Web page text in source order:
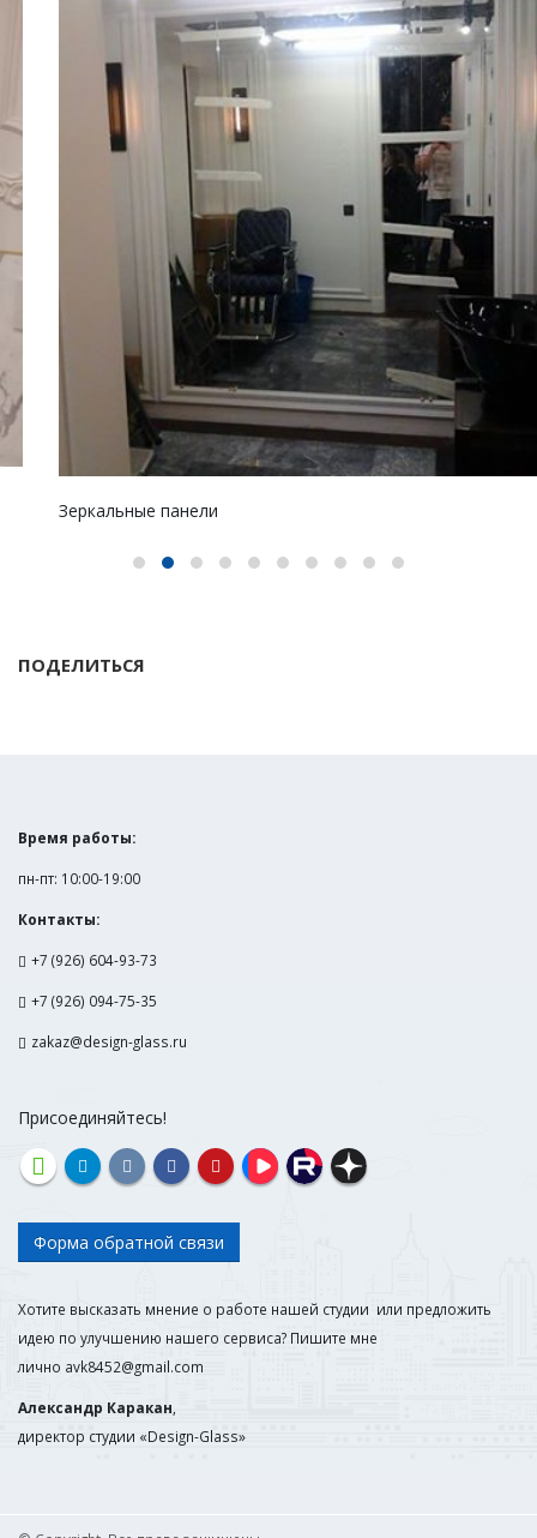
Зеркальные панели
ПОДЕЛИТЬСЯ
Время работы:
пн-пт: 10:00-19:00
Контакты:
+7 (926) 604-93-73
+7 (926) 094-75-35
zakaz@design-glass.ru
Присоединяйтесь!
Форма обратной связи
Хотите высказать мнение о работе нашей студии или предложить
идею по улучшению нашего сервиса? Пишите мне
лично avk8452@gmail.com
Александр Каракан,
директор студии «Design-Glass»